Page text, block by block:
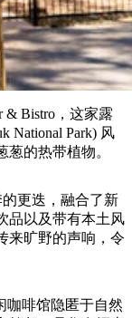
& Bistro，这家露
National Park) 风
的热带植物。
更迭，融合了新
品以及带有本土风
来旷野的声响，令
咖啡馆隐匿于自然